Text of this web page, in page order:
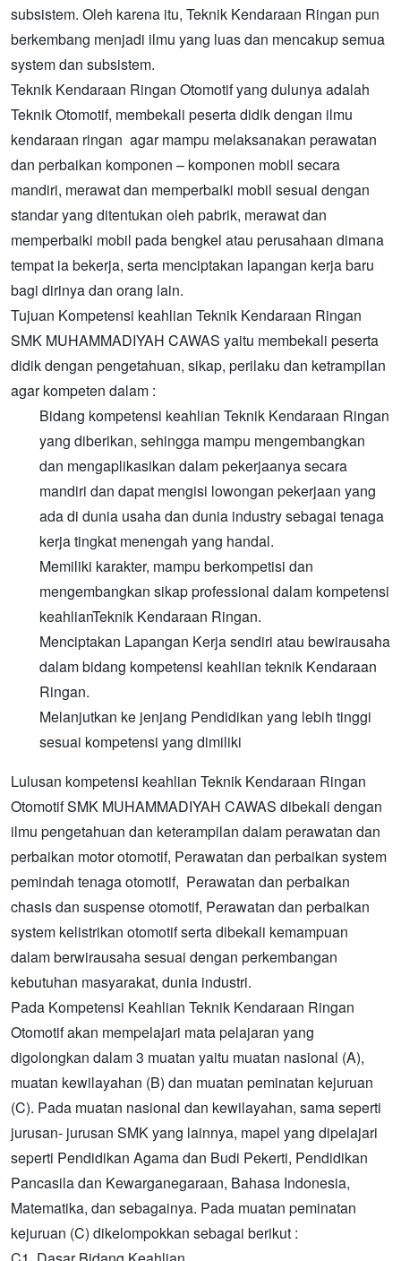
subsistem. Oleh karena itu, Teknik Kendaraan Ringan pun
berkembang menjadi ilmu yang luas dan mencakup semua
system dan subsistem.
Teknik Kendaraan Ringan Otomotif yang dulunya adalah
Teknik Otomotif, membekali peserta didik dengan ilmu
kendaraan ringan agar mampu melaksanakan perawatan
dan perbaikan komponen – komponen mobil secara
mandiri, merawat dan memperbaiki mobil sesuai dengan
standar yang ditentukan oleh pabrik, merawat dan
memperbaiki mobil pada bengkel atau perusahaan dimana
tempat ia bekerja, serta menciptakan lapangan kerja baru
bagi dirinya dan orang lain.
Tujuan Kompetensi keahlian Teknik Kendaraan Ringan
SMK MUHAMMADIYAH CAWAS yaitu membekali peserta
didik dengan pengetahuan, sikap, perilaku dan ketrampilan
agar kompeten dalam :
Bidang kompetensi keahlian Teknik Kendaraan Ringan
yang diberikan, sehingga mampu mengembangkan
dan mengaplikasikan dalam pekerjaanya secara
mandiri dan dapat mengisi lowongan pekerjaan yang
ada di dunia usaha dan dunia industry sebagai tenaga
kerja tingkat menengah yang handal.
Memiliki karakter, mampu berkompetisi dan
mengembangkan sikap professional dalam kompetensi
keahlianTeknik Kendaraan Ringan.
Menciptakan Lapangan Kerja sendiri atau bewirausaha
dalam bidang kompetensi keahlian teknik Kendaraan
Ringan.
Melanjutkan ke jenjang Pendidikan yang lebih tinggi
sesuai kompetensi yang dimiliki
Lulusan kompetensi keahlian Teknik Kendaraan Ringan
Otomotif SMK MUHAMMADIYAH CAWAS dibekali dengan
ilmu pengetahuan dan keterampilan dalam perawatan dan
perbaikan motor otomotif, Perawatan dan perbaikan system
pemindah tenaga otomotif, Perawatan dan perbaikan
chasis dan suspense otomotif, Perawatan dan perbaikan
system kelistrikan otomotif serta dibekali kemampuan
dalam berwirausaha sesuai dengan perkembangan
kebutuhan masyarakat, dunia industri.
Pada Kompetensi Keahlian Teknik Kendaraan Ringan
Otomotif akan mempelajari mata pelajaran yang
digolongkan dalam 3 muatan yaitu muatan nasional (A),
muatan kewilayahan (B) dan muatan peminatan kejuruan
(C). Pada muatan nasional dan kewilayahan, sama seperti
jurusan- jurusan SMK yang lainnya, mapel yang dipelajari
seperti Pendidikan Agama dan Budi Pekerti, Pendidikan
Pancasila dan Kewarganegaraan, Bahasa Indonesia,
Matematika, dan sebagainya. Pada muatan peminatan
kejuruan (C) dikelompokkan sebagai berikut :